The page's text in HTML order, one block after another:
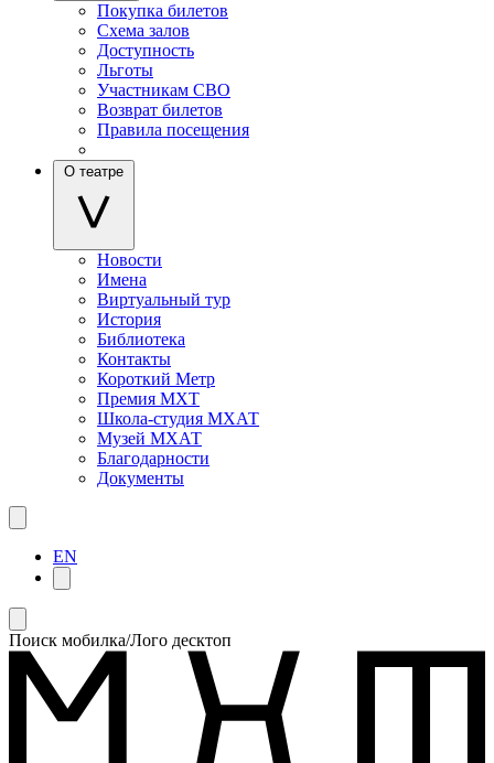
Покупка билетов
Схема залов
Доступность
Льготы
Участникам СВО
Возврат билетов
Правила посещения
О театре
Новости
Имена
Виртуальный тур
История
Библиотека
Контакты
Короткий Метр
Премия МХТ
Школа-студия МХАТ
Музей МХАТ
Благодарности
Документы
EN
Поиск мобилка/Лого десктоп